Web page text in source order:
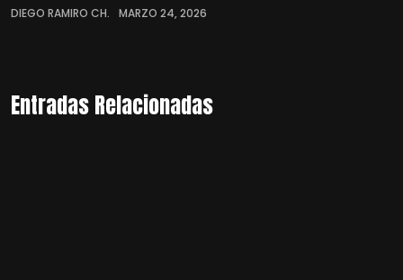
DIEGO RAMIRO CH. MARZO 24, 2026
Entradas Relacionadas